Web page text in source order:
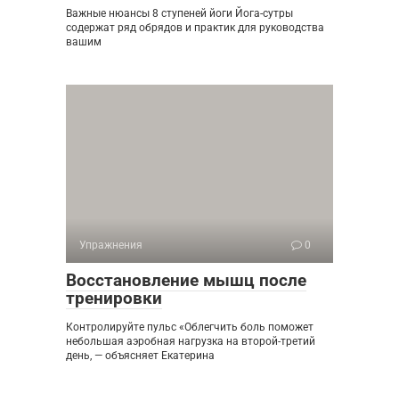
Важные нюансы 8 ступеней йоги Йога-сутры
содержат ряд обрядов и практик для руководства
вашим
Упражнения 0
Восстановление мышц после
тренировки
Контролируйте пульс «Облегчить боль поможет
небольшая аэробная нагрузка на второй-третий
день, — объясняет Екатерина